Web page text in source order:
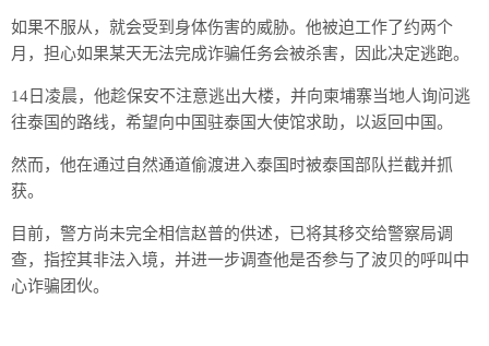
如果不服从，就会受到身体伤害的威胁。他被迫工作了约两个
月，担心如果某天无法完成诈骗任务会被杀害，因此决定逃跑。
14日凌晨，他趁保安不注意逃出大楼，并向柬埔寨当地人询问逃
往泰国的路线，希望向中国驻泰国大使馆求助，以返回中国。
然而，他在通过自然通道偷渡进入泰国时被泰国部队拦截并抓
获。
目前，警方尚未完全相信赵普的供述，已将其移交给警察局调
查，指控其非法入境，并进一步调查他是否参与了波贝的呼叫中
心诈骗团伙。